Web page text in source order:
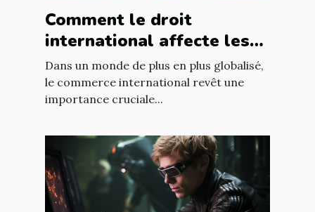
Comment le droit
international affecte les
accords commerciaux
Dans un monde de plus en plus globalisé,
le commerce international revêt une
importance cruciale...